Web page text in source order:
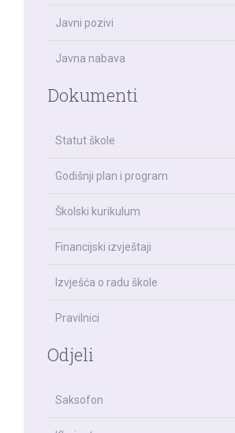
Javni pozivi
Javna nabava
Dokumenti
Statut škole
Godišnji plan i program
Školski kurikulum
Financijski izvještaji
Izvješća o radu škole
Pravilnici
Odjeli
Saksofon